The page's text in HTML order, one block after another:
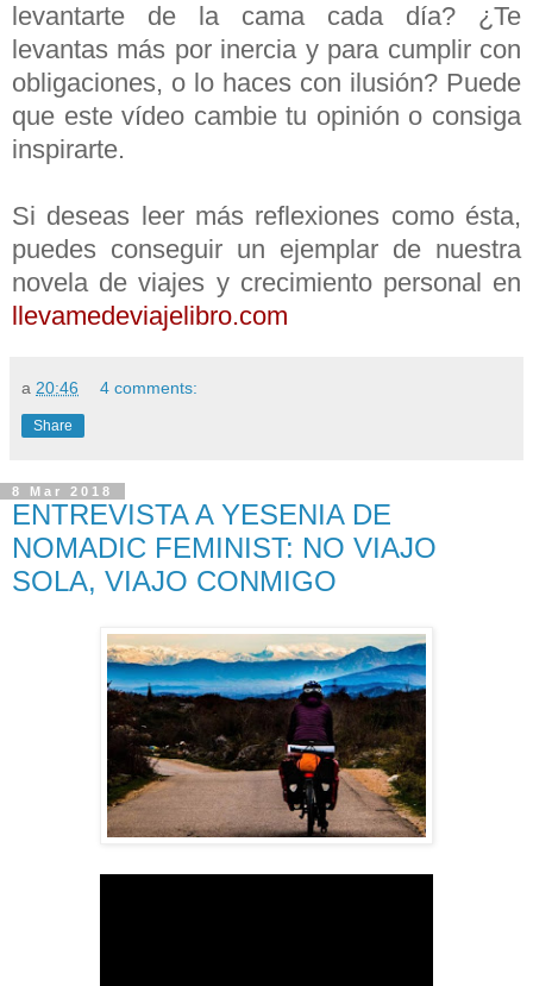
levantarte de la cama cada día? ¿Te
levantas más por inercia y para cumplir con
obligaciones, o lo haces con ilusión? Puede
que este vídeo cambie tu opinión o consiga
inspirarte.
Si deseas leer más reflexiones como ésta,
puedes conseguir un ejemplar de nuestra
novela de viajes y crecimiento personal en
llevamedeviajelibro.com
a 20:46 4 comments:
Share
8 Mar 2018
ENTREVISTA A YESENIA DE
NOMADIC FEMINIST: NO VIAJO
SOLA, VIAJO CONMIGO